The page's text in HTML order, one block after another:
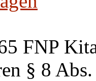
FNP
§ 8